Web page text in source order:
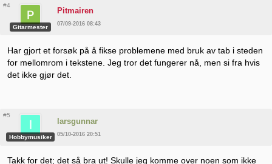
#4
Gitarmester
Pitmairen
07/09-2016 08:43
Har gjort et forsøk på å fikse problemene med bruk av tab i steden
for mellomrom i tekstene. Jeg tror det fungerer nå, men si fra hvis
det ikke gjør det.
#5
Hobbymusiker
larsgunnar
05/10-2016 20:51
Takk for det; det så bra ut! Skulle jeg komme over noen som ikke